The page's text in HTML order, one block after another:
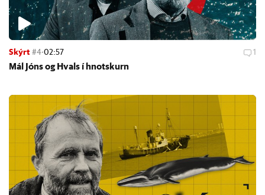
Skýrt #4·02:57 1
Mál Jóns og Hvals í hnot­skurn